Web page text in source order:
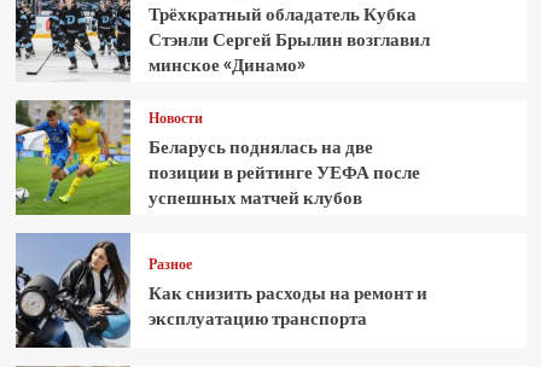
Трёхкратный обладатель Кубка
Стэнли Сергей Брылин возглавил
минское «Динамо»
Новости
Беларусь поднялась на две
позиции в рейтинге УЕФА после
успешных матчей клубов
Разное
Как снизить расходы на ремонт и
эксплуатацию транспорта